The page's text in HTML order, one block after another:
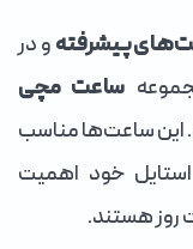
پیشرفتهو در
ساعت مچی
این ساعت‌ها مناسب
خود اهمیت
روز هستند.